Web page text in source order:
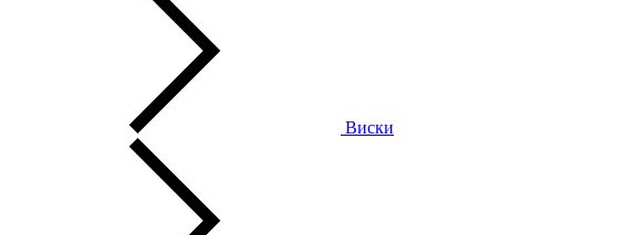
Виски